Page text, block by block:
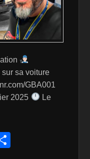
sa voiture
GBA001
2025
Le